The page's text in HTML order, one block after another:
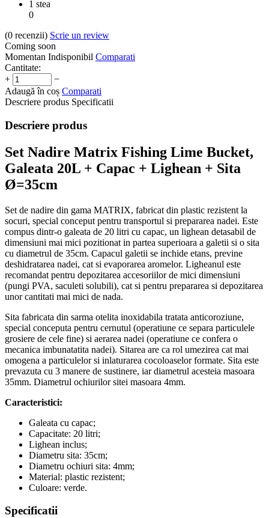
1 stea
0
(0 recenzii) Scrie un review
Coming soon
Momentan Indisponibil Comparati
Cantitate:
+
−
Adaugă în coș Comparati
Descriere produs Specificatii
Descriere produs
Set Nadire Matrix Fishing Lime Bucket,
Galeata 20L + Capac + Lighean + Sita
Ø=35cm
Set de nadire din gama MATRIX, fabricat din plastic rezistent la
socuri, special conceput pentru transportul si prepararea nadei. Este
compus dintr-o galeata de 20 litri cu capac, un lighean detasabil de
dimensiuni mai mici pozitionat in partea superioara a galetii si o sita
cu diametrul de 35cm. Capacul galetii se inchide etans, previne
deshidratarea nadei, cat si evaporarea aromelor. Ligheanul este
recomandat pentru depozitarea accesoriilor de mici dimensiuni
(pungi PVA, saculeti solubili), cat si pentru prepararea si depozitarea
unor cantitati mai mici de nada.
Sita fabricata din sarma otelita inoxidabila tratata anticoroziune,
special conceputa pentru cernutul (operatiune ce separa particulele
grosiere de cele fine) si aerarea nadei (operatiune ce confera o
mecanica imbunatatita nadei). Sitarea are ca rol umezirea cat mai
omogena a particulelor si inlaturarea cocoloaselor formate. Sita este
prevazuta cu 3 manere de sustinere, iar diametrul acesteia masoara
35mm. Diametrul ochiurilor sitei masoara 4mm.
Caracteristici:
Galeata cu capac;
Capacitate: 20 litri;
Lighean inclus;
Diametru sita: 35cm;
Diametru ochiuri sita: 4mm;
Material: plastic rezistent;
Culoare: verde.
Specificatii